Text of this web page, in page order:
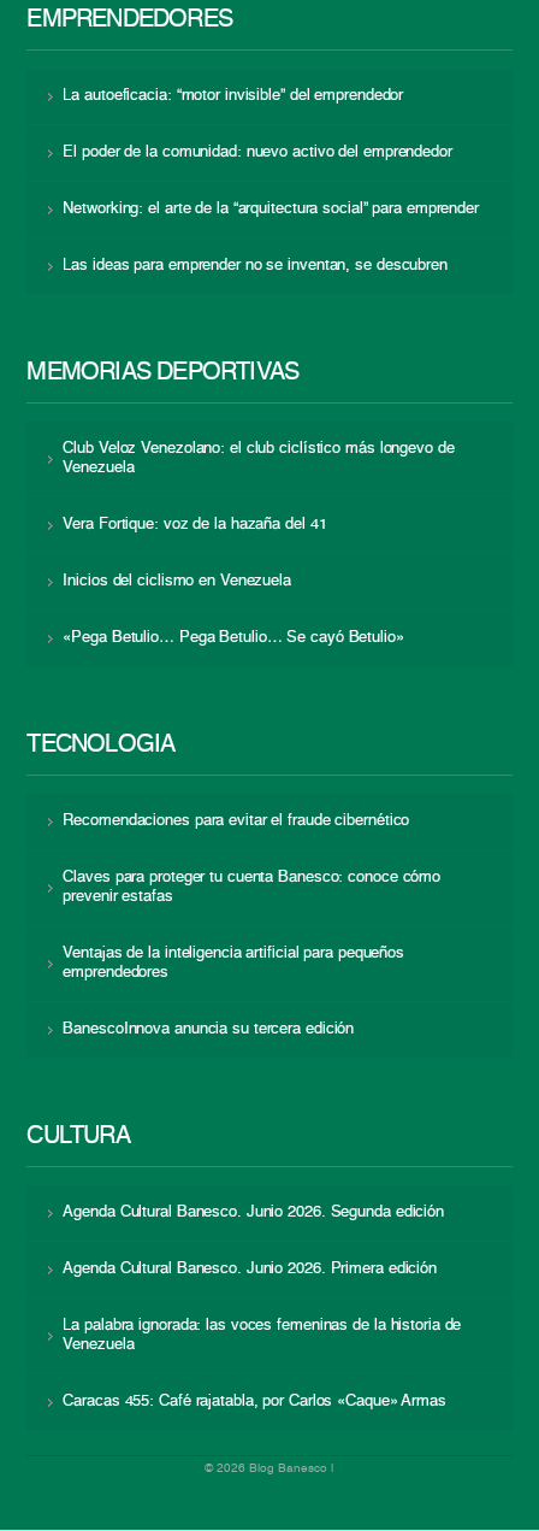
EMPRENDEDORES
La autoeficacia: “motor invisible” del emprendedor
El poder de la comunidad: nuevo activo del emprendedor
Networking: el arte de la “arquitectura social” para emprender
Las ideas para emprender no se inventan, se descubren
MEMORIAS DEPORTIVAS
Club Veloz Venezolano: el club ciclístico más longevo de
Venezuela
Vera Fortique: voz de la hazaña del 41
Inicios del ciclismo en Venezuela
«Pega Betulio… Pega Betulio… Se cayó Betulio»
TECNOLOGÍA
Recomendaciones para evitar el fraude cibernético
Claves para proteger tu cuenta Banesco: conoce cómo
prevenir estafas
Ventajas de la inteligencia artificial para pequeños
emprendedores
BanescoInnova anuncia su tercera edición
CULTURA
Agenda Cultural Banesco. Junio 2026. Segunda edición
Agenda Cultural Banesco. Junio 2026. Primera edición
La palabra ignorada: las voces femeninas de la historia de
Venezuela
Caracas 455: Café rajatabla, por Carlos «Caque» Armas
© 2026 Blog Banesco |